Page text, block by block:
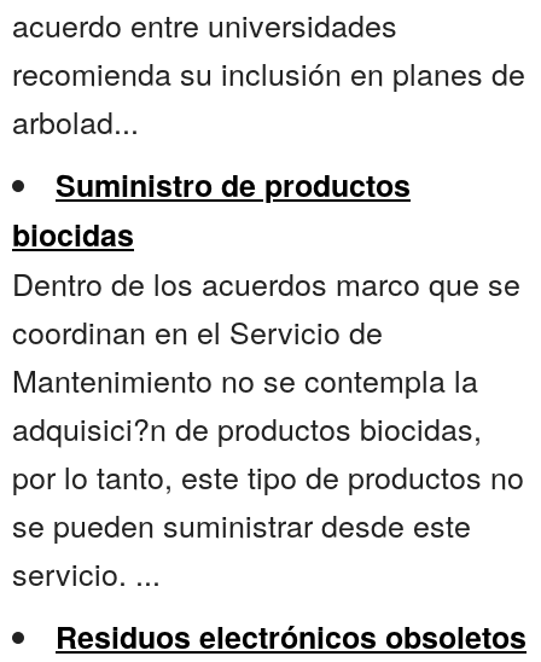
acuerdo entre universidades
recomienda su inclusión en planes de
arbolad...
Suministro de productos
biocidas
Dentro de los acuerdos marco que se
coordinan en el Servicio de
Mantenimiento no se contempla la
adquisici?n de productos biocidas,
por lo tanto, este tipo de productos no
se pueden suministrar desde este
servicio. ...
Residuos electrónicos obsoletos